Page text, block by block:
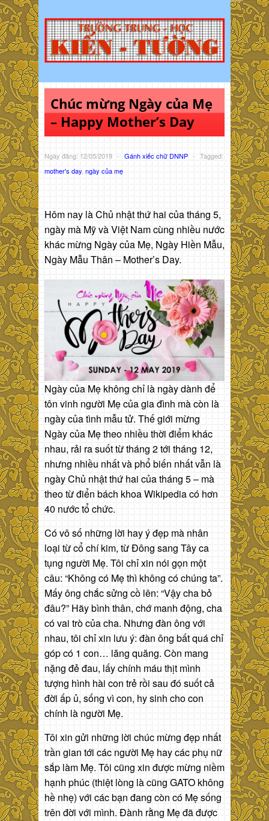
Chúc mừng Ngày của Mẹ
– Happy Mother’s Day
Ngày đăng: 12/05/2019 - Gánh xiếc chữ DNNP - Tagged:
mother's day ngày của mẹ
Hôm nay là Chủ nhật thứ hai của tháng 5,
ngày mà Mỹ và Việt Nam cùng nhiều nước
khác mừng Ngày của Mẹ, Ngày Hiền Mẫu,
Ngày Mẫu Thân – Mother’s Day.
Ngày của Mẹ không chỉ là ngày dành để
tôn vinh người Mẹ của gia đình mà còn là
ngày của tình mẫu tử. Thế giới mừng
Ngày của Mẹ theo nhiều thời điểm khác
nhau, rải ra suốt từ tháng 2 tới tháng 12,
nhưng nhiều nhất và phổ biến nhất vẫn là
ngày Chủ nhật thứ hai của tháng 5 – mà
theo từ điển bách khoa Wikipedia có hơn
40 nước tổ chức.
Có vô số những lời hay ý đẹp mà nhân
loại từ cổ chí kim, từ Đông sang Tây ca
tụng người Mẹ. Tôi chỉ xin nói gọn một
câu: “Không có Mẹ thì không có chúng ta”.
Mấy ông chắc sửng cồ lên: “Vậy cha bỏ
đâu?” Hãy bình thân, chớ manh động, cha
có vai trò của cha. Nhưng đàn ông với
nhau, tôi chỉ xin lưu ý: đàn ông bất quá chỉ
góp có 1 con… lăng quăng. Còn mang
nặng đẻ đau, lấy chính máu thịt mình
tượng hình hài con trẻ rồi sau đó suốt cả
đời ấp ủ, sống vì con, hy sinh cho con
chính là người Mẹ.
Tôi xin gửi những lời chúc mừng đẹp nhất
trần gian tới các người Mẹ hay các phụ nữ
sắp làm Mẹ. Tôi cũng xin được mừng niềm
hạnh phúc (thiệt lòng là cũng GATO không
hề nhẹ) với các bạn đang còn có Mẹ sống
trên đời với mình. Đành rằng Mẹ đã được